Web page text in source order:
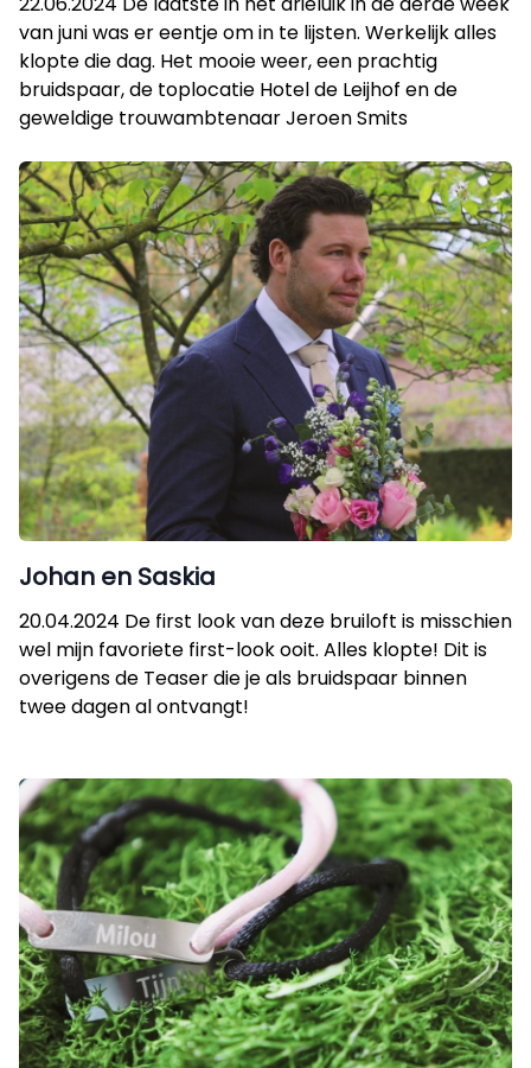
van juni was er eentje om in te lijsten. Werkelijk alles
klopte die dag. Het mooie weer, een prachtig
bruidspaar, de toplocatie Hotel de Leijhof en de
geweldige trouwambtenaar Jeroen Smits
Johan en Saskia
20.04.2024 De first look van deze bruiloft is misschien
wel mijn favoriete first-look ooit. Alles klopte! Dit is
overigens de Teaser die je als bruidspaar binnen
twee dagen al ontvangt!